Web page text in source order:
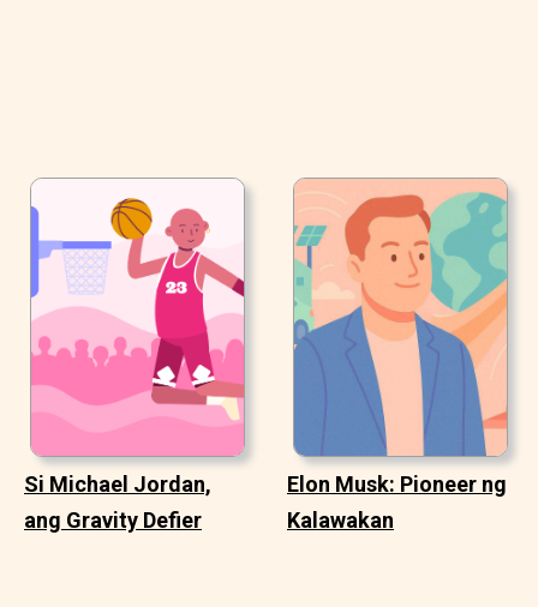
Si Michael Jordan,
ang Gravity Defier
Elon Musk: Pioneer ng
Kalawakan